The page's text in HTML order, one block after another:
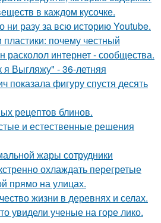
в каждом кусочке.
ни разу за всю историю Youtube.
почему честный
расколол интернет - сообщества.
Выгляжу" - 36-летняя
показала фигуру спустя десять
рецептов блинов.
и естественные решения
жары сотрудники
охлаждать перегретые
прямо на улицах.
жизни в деревнях и селах.
увидели ученые на горе лико.